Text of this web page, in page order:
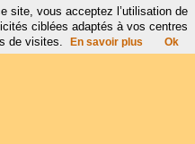
site, vous acceptez l’utilisation de
ciblées adaptés à vos centres
de visites.
En savoir plus Ok